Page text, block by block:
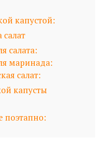
капустой:
салат
салата:
маринада:
салат:
капусты
поэтапно: